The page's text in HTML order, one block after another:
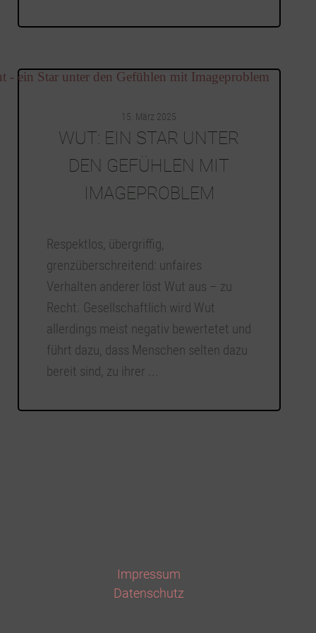
15. März 2025
WUT: EIN STAR UNTER
DEN GEFÜHLEN MIT
IMAGEPROBLEM
Respektlos, übergriffig,
grenzüberschreitend: unfaires
Verhalten anderer löst Wut aus – zu
Recht. Gesellschaftlich wird Wut
allerdings meist negativ bewertetet und
führt dazu, dass Menschen selten dazu
bereit sind, zu ihrer ...
Impressum
Datenschutz